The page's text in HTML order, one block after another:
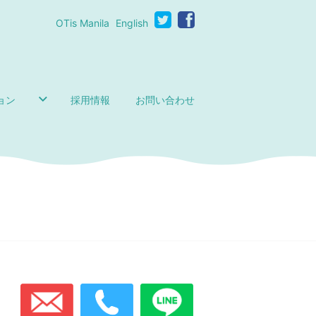
OTis Manila English
ン 採用情報 お問い合わせ